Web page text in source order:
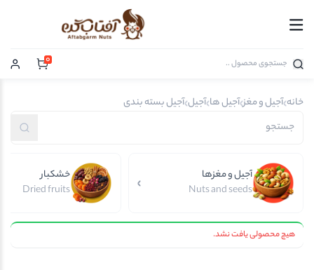
0
خانه آجیل و مغز آجیل ها آجیل آجیل بسته بندی
آجیل و مغزها
Nuts and seeds
خشکبار
Dried fruits
هیچ محصولی یافت نشد.